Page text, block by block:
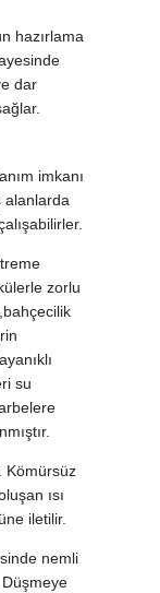
hazırlama
dar
imkanı
alanlarda
zorlu
su
Kömürsüz
ısı
iletilir.
nemli